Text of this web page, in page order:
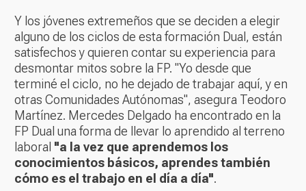
Y los jóvenes extremeños que se deciden a elegir
alguno de los ciclos de esta formación Dual, están
satisfechos y quieren contar su experiencia para
desmontar mitos sobre la FP. "Yo desde que
terminé el ciclo, no he dejado de trabajar aquí, y en
otras Comunidades Autónomas", asegura Teodoro
Martínez. Mercedes Delgado ha encontrado en la
FP Dual una forma de llevar lo aprendido al terreno
laboral "a la vez que aprendemos los
conocimientos básicos, aprendes también
cómo es el trabajo en el día a día".